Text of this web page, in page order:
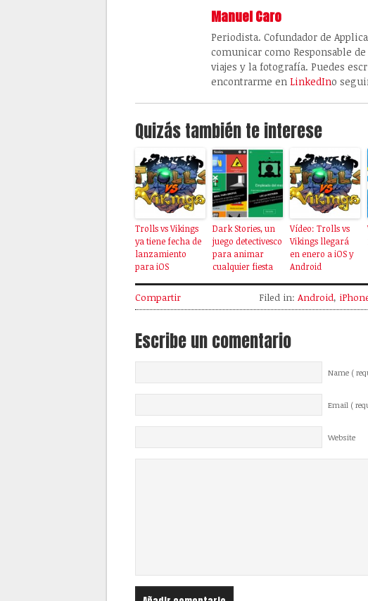
Manuel Caro
Periodista. Cofundador de
comunicar como Responsable
viajes y la fotografía. Puedes
encontrarme en LinkedIno
Quizás también te interese
Trolls vs Vikings
ya tiene fecha de
lanzamiento
para iOS
Dark Stories, un
juego detectivesco
para animar
cualquier fiesta
Vídeo: Trolls vs
Vikings llegará
en enero a iOS y
Android
Compartir Filed in: Android,
Escribe un comentario
Name (
Email (
Website